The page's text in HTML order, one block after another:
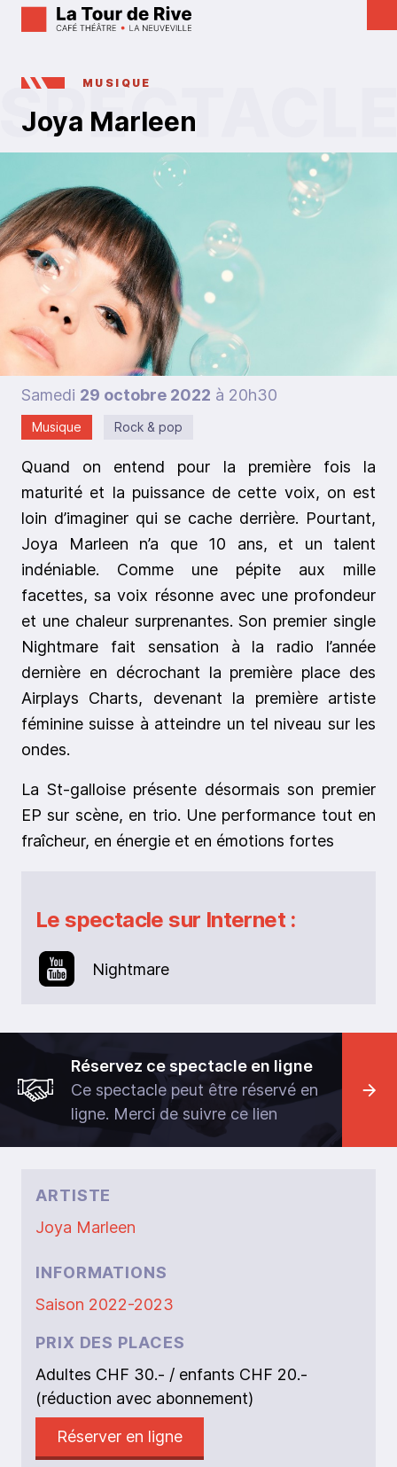
MUSIQUE
Joya Marleen
Samedi 29 octobre 2022 à 20h30
Musique Rock & pop
Quand on entend pour la première fois la
maturité et la puissance de cette voix, on est
loin d’imaginer qui se cache derrière. Pourtant,
Joya Marleen n’a que 10 ans, et un talent
indéniable. Comme une pépite aux mille
facettes, sa voix résonne avec une profondeur
et une chaleur surprenantes. Son premier single
Nightmare fait sensation à la radio l’année
dernière en décrochant la première place des
Airplays Charts, devenant la première artiste
féminine suisse à atteindre un tel niveau sur les
ondes.
La St-galloise présente désormais son premier
EP sur scène, en trio. Une performance tout en
fraîcheur, en énergie et en émotions fortes
Le spectacle sur Internet :
Nightmare
Réservez ce spectacle en ligne
Ce spectacle peut être réservé en
ligne. Merci de suivre ce lien
ARTISTE
Joya Marleen
INFORMATIONS
Saison 2022-2023
PRIX DES PLACES
Adultes CHF 30.- / enfants CHF 20.-
(réduction avec abonnement)
Réserver en ligne